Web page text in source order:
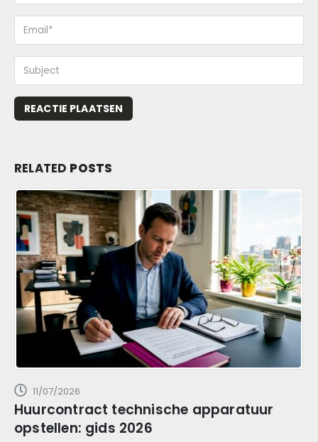
RELATED POSTS
11/07/2026
Huurcontract technische apparatuur
opstellen: gids 2026